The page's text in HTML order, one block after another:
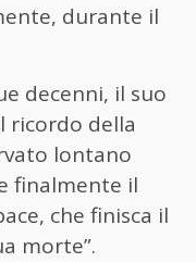
durante il
decenni, il suo
ricordo della
lontano
finalmente il
che finisca il
morte”.